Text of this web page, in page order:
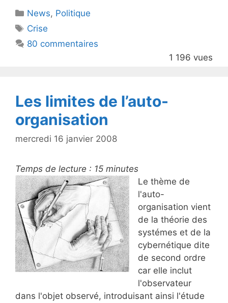
er e
o
Catégories
News, Politique
Étiquettes
Crise
80 commentaires
1 196 vues
Les limites de l’auto-
organisation
mercredi 16 janvier 2008
Temps de lecture : 15 minutes
Le thème de
l'auto-
organisation vient
de la théorie des
systémes et de la
cybernétique dite
de second ordre
car elle inclut
l'observateur
dans l'objet observé, introduisant ainsi l'étude